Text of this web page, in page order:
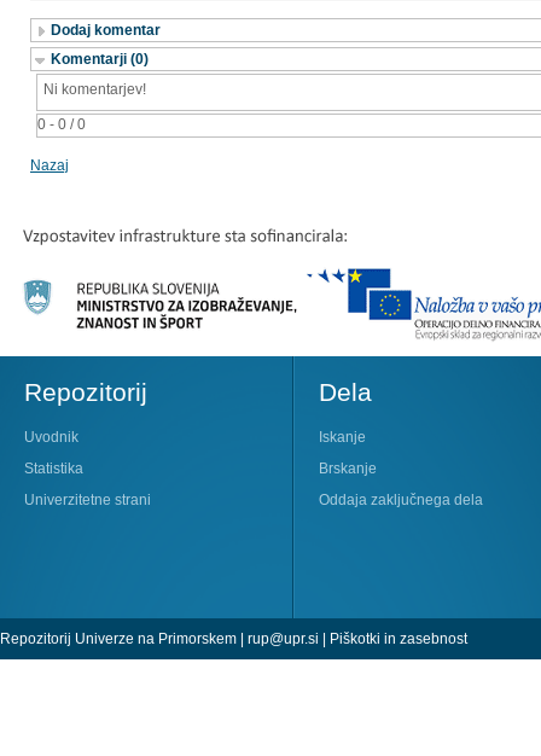
Dodaj komentar
Komentarji (0)
0 - 0 / 0
Ni komentarjev!
Nazaj
Repozitorij
Uvodnik
Statistika
Univerzitetne strani
Dela
Iskanje
Brskanje
Oddaja zaključnega dela
Repozitorij Univerze na Primorskem | rup@upr.si Piškotki in zasebnost